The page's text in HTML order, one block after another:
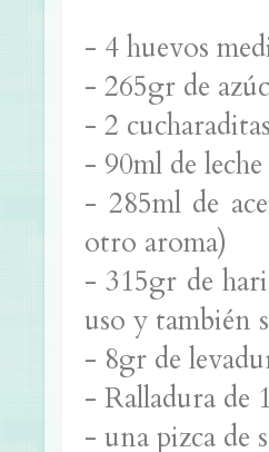
- 4 huevos
- 265gr de
- 2
- 90ml de
- 285ml de
otro aroma)
- 315gr de
uso y también
- 8gr de
- Ralladura de
- una pizca de